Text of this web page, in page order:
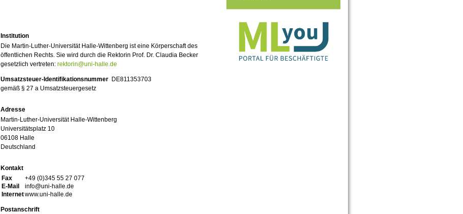
Institution
Die Martin-Luther-Universität Halle-Wittenberg ist eine Körperschaft des
öffentlichen Rechts. Sie wird durch die Rektorin Prof. Dr. Claudia Becker
gesetzlich vertreten: rektorin@uni-halle.de
Umsatzsteuer-Identifikationsnummer DE811353703
gemäß § 27 a Umsatzsteuergesetz
Adresse
Martin-Luther-Universität Halle-Wittenberg
Universitätsplatz 10
06108 Halle
Deutschland
Kontakt
Fax
+49 (0)345 55 27 077
E-Mail
info@uni-halle.de
Internetwww.uni-halle.de
Postanschrift